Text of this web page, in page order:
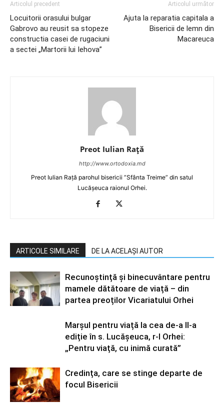
Articolul precedent
Locuitorii orasului bulgar
Gabrovo au reusit sa stopeze
constructia casei de rugaciuni
a sectei „Martorii lui Iehova”
Articolul următor
Ajuta la reparatia capitala a
Bisericii de lemn din
Macareuca
Preot Iulian Raţă
http://www.ortodoxia.md
Preot Iulian Rață parohul bisericii ”Sfânta Treime” din satul
Lucășeuca raionul Orhei.
ARTICOLE SIMILARE DE LA ACELAȘI AUTOR
Recunoștință și binecuvântare pentru
mamele dătătoare de viață – din
partea preoților Vicariatului Orhei
Marșul pentru viață la cea de-a II-a
ediție în s. Lucășeuca, r-l Orhei:
„Pentru viață, cu inimă curată”
Credința, care se stinge departe de
focul Bisericii